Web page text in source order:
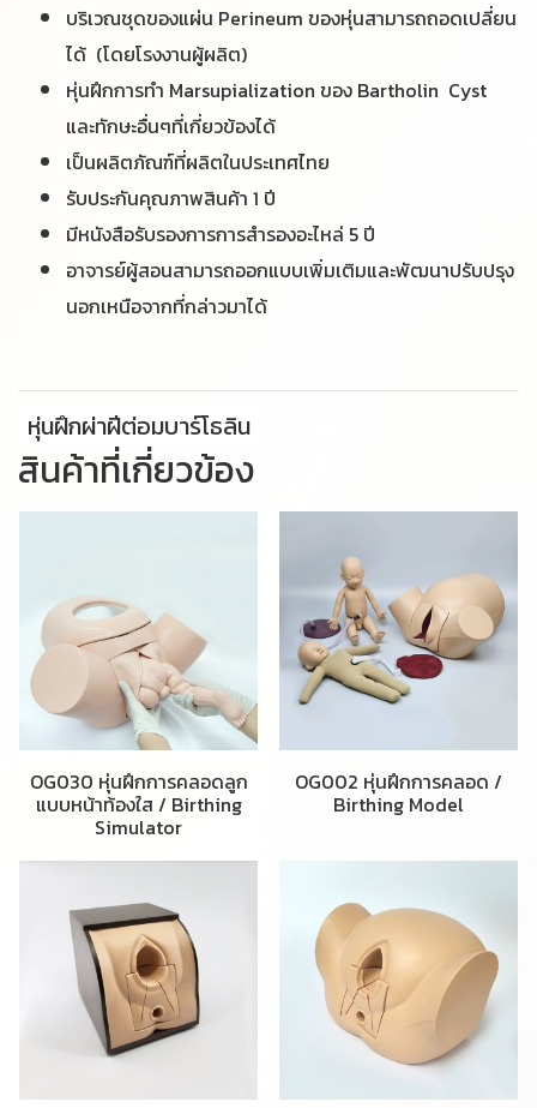
บริเวณชุดของแผ่น Perineum ของหุ่นสามารถถอดเปลี่ยน
ได้ (โดยโรงงานผู้ผลิต)
หุ่นฝึกการทำ Marsupialization ของ Bartholin Cyst
และทักษะอื่นๆที่เกี่ยวข้องได้
เป็นผลิตภัณฑ์ที่ผลิตในประเทศไทย
รับประกันคุณภาพสินค้า 1 ปี
มีหนังสือรับรองการการสำรองอะไหล่ 5 ปี
อาจารย์ผู้สอนสามารถออกแบบเพิ่มเติมและพัฒนาปรับปรุง
นอกเหนือจากที่กล่าวมาได้
หุ่นฝึกผ่าฝีต่อมบาร์โธลิน
สินค้าที่เกี่ยวข้อง
OG030 หุ่นฝึกการคลอดลูก
แบบหน้าท้องใส / Birthing
Simulator
OG002 หุ่นฝึกการคลอด /
Birthing Model